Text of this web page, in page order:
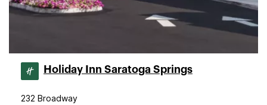
Holiday Inn Saratoga Springs
232 Broadway